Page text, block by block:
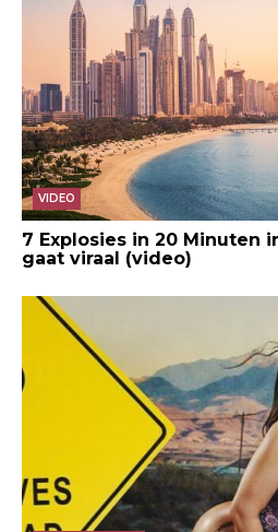
VIDEO
7 Explosies in 20 Minuten
gaat viraal (video)